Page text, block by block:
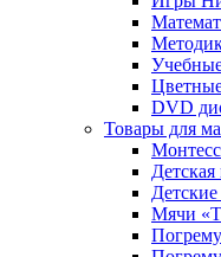
DVD
Товары для
Детская
Мячи